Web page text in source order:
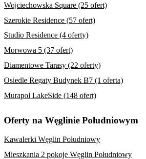
Wojciechowska Square (25 ofert)
Szerokie Residence (57 ofert)
Studio Residence (4 oferty)
Morwowa 5 (37 ofert)
Diamentowe Tarasy (22 oferty)
Osiedle Regaty Budynek B7 (1 oferta)
Murapol LakeSide (148 ofert)
Oferty na Węglinie Południowym
Kawalerki Węglin Południowy
Mieszkania 2 pokoje Węglin Południowy